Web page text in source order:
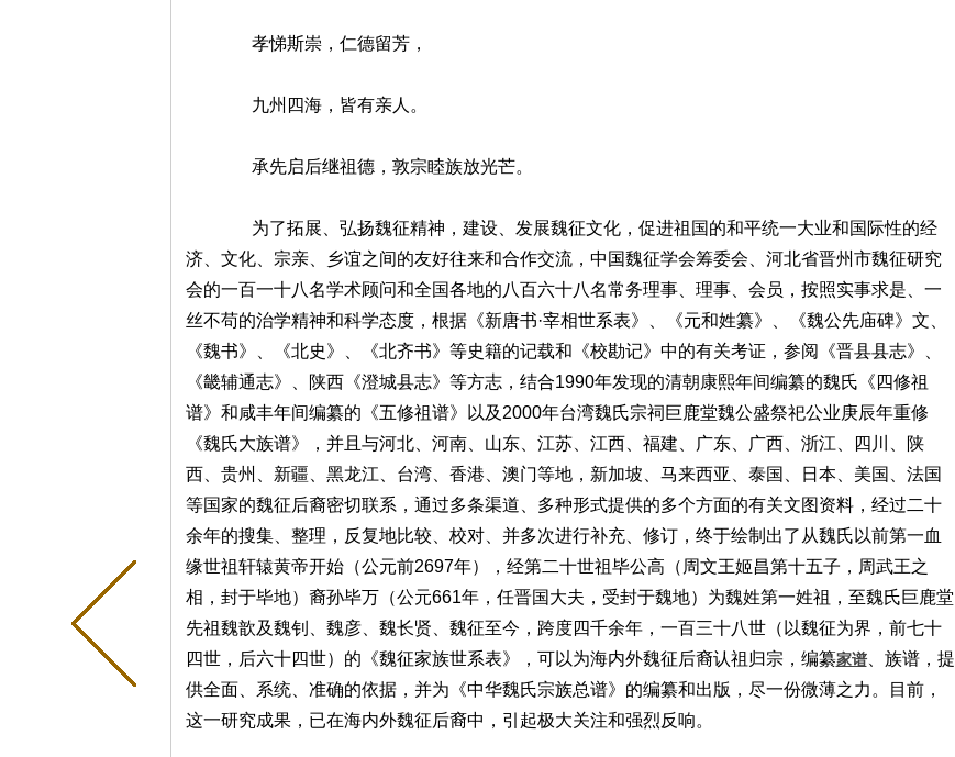
孝悌斯崇，仁德留芳，
九州四海，皆有亲人。
承先启后继祖德，敦宗睦族放光芒。
为了拓展、弘扬魏征精神，建设、发展魏征文化，促进祖国的和平统一大业和国际性的经
济、文化、宗亲、乡谊之间的友好往来和合作交流，中国魏征学会筹委会、河北省晋州市魏征研究
会的一百一十八名学术顾问和全国各地的八百六十八名常务理事、理事、会员，按照实事求是、一
丝不苟的治学精神和科学态度，根据《新唐书·宰相世系表》、《元和姓纂》、《魏公先庙碑》文、
《魏书》、《北史》、《北齐书》等史籍的记载和《校勘记》中的有关考证，参阅《晋县县志》、
《畿辅通志》、陕西《澄城县志》等方志，结合1990年发现的清朝康熙年间编纂的魏氏《四修祖
谱》和咸丰年间编纂的《五修祖谱》以及2000年台湾魏氏宗祠巨鹿堂魏公盛祭祀公业庚辰年重修
《魏氏大族谱》，并且与河北、河南、山东、江苏、江西、福建、广东、广西、浙江、四川、陕
西、贵州、新疆、黑龙江、台湾、香港、澳门等地，新加坡、马来西亚、泰国、日本、美国、法国
等国家的魏征后裔密切联系，通过多条渠道、多种形式提供的多个方面的有关文图资料，经过二十
余年的搜集、整理，反复地比较、校对、并多次进行补充、修订，终于绘制出了从魏氏以前第一血
缘世祖轩辕黄帝开始（公元前2697年），经第二十世祖毕公高（周文王姬昌第十五子，周武王之
相，封于毕地）裔孙毕万（公元661年，任晋国大夫，受封于魏地）为魏姓第一姓祖，至魏氏巨鹿堂
先祖魏歆及魏钊、魏彦、魏长贤、魏征至今，跨度四千余年，一百三十八世（以魏征为界，前七十
四世，后六十四世）的《魏征家族世系表》，可以为海内外魏征后裔认祖归宗，编纂家谱、族谱，提
供全面、系统、准确的依据，并为《中华魏氏宗族总谱》的编纂和出版，尽一份微薄之力。目前，
这一研究成果，已在海内外魏征后裔中，引起极大关注和强烈反响。